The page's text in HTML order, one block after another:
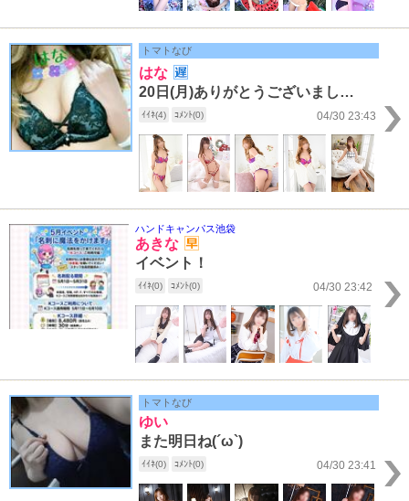
トマトなび
はな
20日(月)ありがとうございました～!!!
ｲｲﾈ(4) ｺﾒﾝﾄ(0) 04/30 23:43
ハンドキャンパス池袋
あきな
イベント！
ｲｲﾈ(0) ｺﾒﾝﾄ(0) 04/30 23:42
トマトなび
ゆい
また明日ね(´ω`)
ｲｲﾈ(0) ｺﾒﾝﾄ(0) 04/30 23:41